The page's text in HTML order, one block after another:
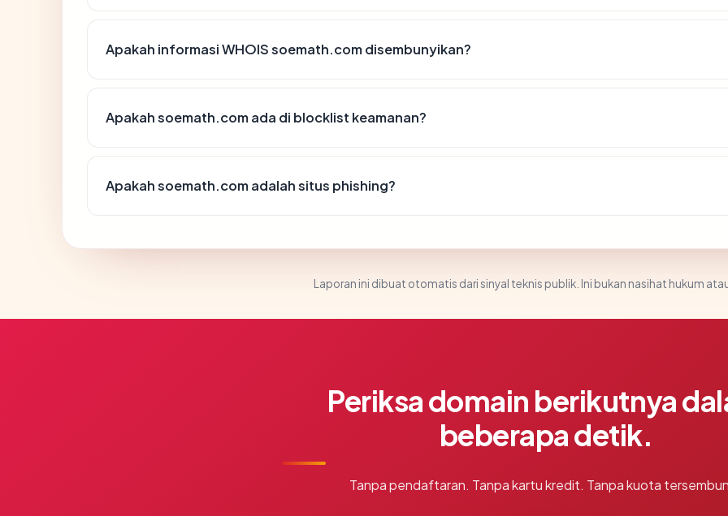
Apakah informasi WHOIS soemath.com disembunyikan?
Apakah soemath.com ada di blocklist keamanan?
Apakah soemath.com adalah situs phishing?
Laporan ini dibuat otomatis dari sinyal teknis publik. Ini bukan nasihat hukum
Periksa domain berikutnya
beberapa detik.
Tanpa pendaftaran. Tanpa kartu kredit. Tanpa kuota